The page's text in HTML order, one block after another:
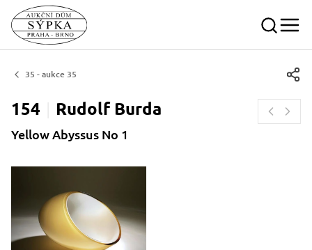
35 - aukce 35
154 Rudolf Burda
Yellow Abyssus No 1